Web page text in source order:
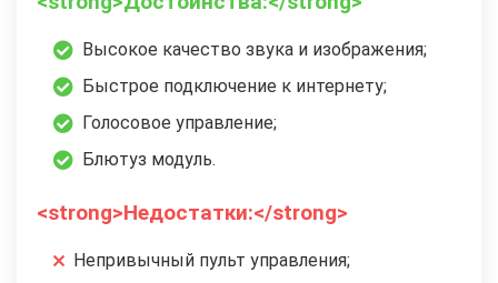
Высокое качество звука и изображения;
Быстрое подключение к интернету;
Голосовое управление;
Блютуз модуль.
<strong>Недостатки:</strong>
Непривычный пульт управления;